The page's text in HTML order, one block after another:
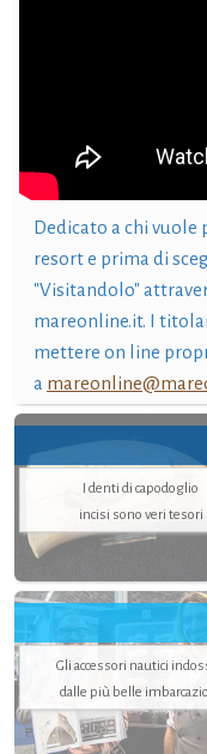
Dedicato a chi vuole
resort e prima di
"Visitandolo"
mareonline.it. I
mettere on line
a
I denti di capodoglio
incisi sono veri tesori
Gli accessori nautici
dalle più belle